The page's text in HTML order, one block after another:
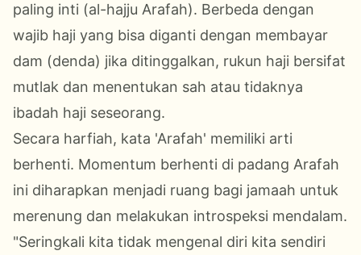
paling inti (al-hajju Arafah). Berbeda dengan
wajib haji yang bisa diganti dengan membayar
dam (denda) jika ditinggalkan, rukun haji bersifat
mutlak dan menentukan sah atau tidaknya
ibadah haji seseorang.
Secara harfiah, kata 'Arafah' memiliki arti
berhenti. Momentum berhenti di padang Arafah
ini diharapkan menjadi ruang bagi jamaah untuk
merenung dan melakukan introspeksi mendalam.
"Seringkali kita tidak mengenal diri kita sendiri